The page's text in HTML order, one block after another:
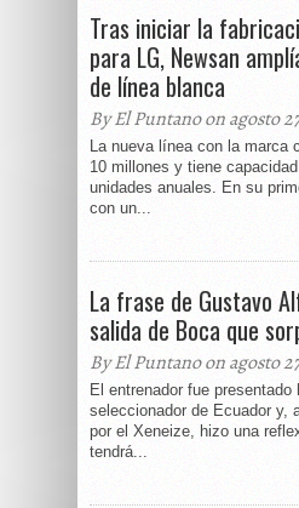
Tras iniciar la
para LG, Newsan
de línea blanca
By El Puntano on agosto
La nueva línea con la marca
10 millones y tiene
unidades anuales. En su
con un...
La frase de Gustavo
salida de Boca que
By El Puntano on agosto
El entrenador fue
seleccionador de Ecuador y,
por el Xeneize, hizo una
tendrá...